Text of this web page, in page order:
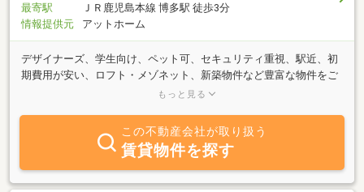
最寄駅
ＪＲ鹿児島本線 博多駅 徒歩3分
情報提供元
アットホーム
デザイナーズ、学生向け、ペット可、セキュリティ重視、駅近、初
期費用が安い、ロフト・メゾネット、新築物件など豊富な物件をご
用意しています。福岡の賃貸マンション、賃貸アパート、賃貸管理
もっと見る
この不動産会社が取り扱う
賃貸物件を探す